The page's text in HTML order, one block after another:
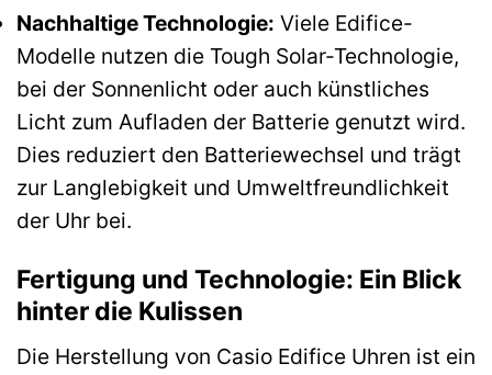
Nachhaltige Technologie: Viele Edifice-
Modelle nutzen die Tough Solar-Technologie,
bei der Sonnenlicht oder auch künstliches
Licht zum Aufladen der Batterie genutzt wird.
Dies reduziert den Batteriewechsel und trägt
zur Langlebigkeit und Umweltfreundlichkeit
der Uhr bei.
Fertigung und Technologie: Ein Blick
hinter die Kulissen
Die Herstellung von Casio Edifice Uhren ist ein